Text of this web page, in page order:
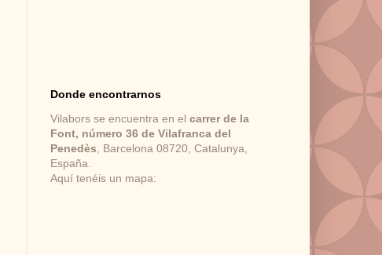
Donde encontrarnos
Vilabors se encuentra en el carrer de la
Font, número 36 de Vilafranca del
Penedès, Barcelona 08720, Catalunya,
España.
Aquí tenéis un mapa: